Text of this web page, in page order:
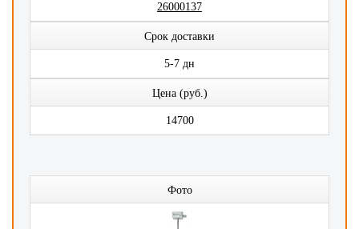
26000137
Срок доставки
5-7 дн
Цена (руб.)
14700
Фото